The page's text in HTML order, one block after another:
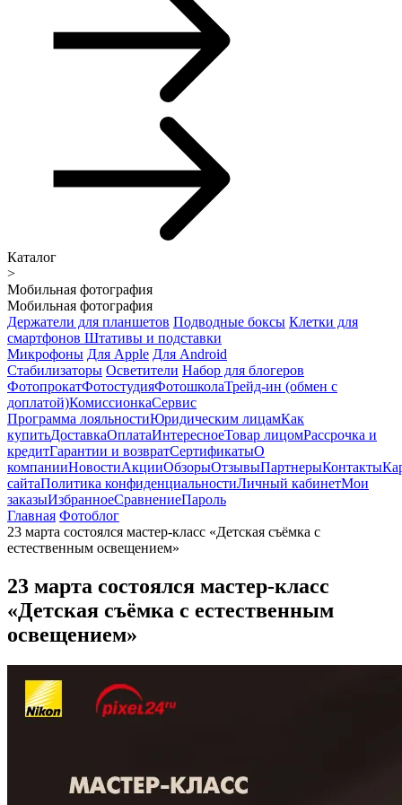
Каталог
>
Мобильная фотография
Мобильная фотография
Держатели для планшетов Подводные боксы Клетки для
смартфонов Штативы и подставки
Микрофоны Для Apple Для Android
Стабилизаторы Осветители Набор для блогеров
ФотопрокатФотостудияФотошколаТрейд-ин (обмен с
доплатой)КомиссионкаСервис
Программа лояльностиЮридическим лицамКак
купитьДоставкаОплатаИнтересноеТовар лицомРассрочка и
кредитГарантии и возвратСертификатыО
компанииНовостиАкцииОбзорыОтзывыПартнерыКонтакты
сайтаПолитика конфиденциальностиЛичный кабинетМои
заказыИзбранноеСравнениеПароль
Главная Фотоблог
23 марта состоялся мастер-класс «Детская съёмка с
естественным освещением»
23 марта состоялся мастер-класс
«Детская съёмка с естественным
освещением»